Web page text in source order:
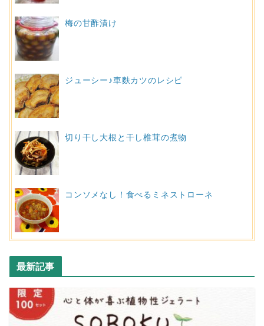
梅の甘酢漬け
ジューシー♪車麩カツのレシピ
切り干し大根と干し椎茸の煮物
コンソメなし！食べるミネストローネ
最新記事